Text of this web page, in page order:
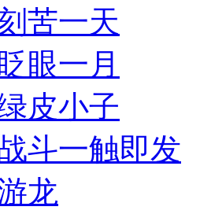
苦一天
眼一月
皮小子
斗一触即发
龙